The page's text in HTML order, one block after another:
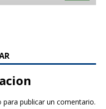
para publicar un comentario.